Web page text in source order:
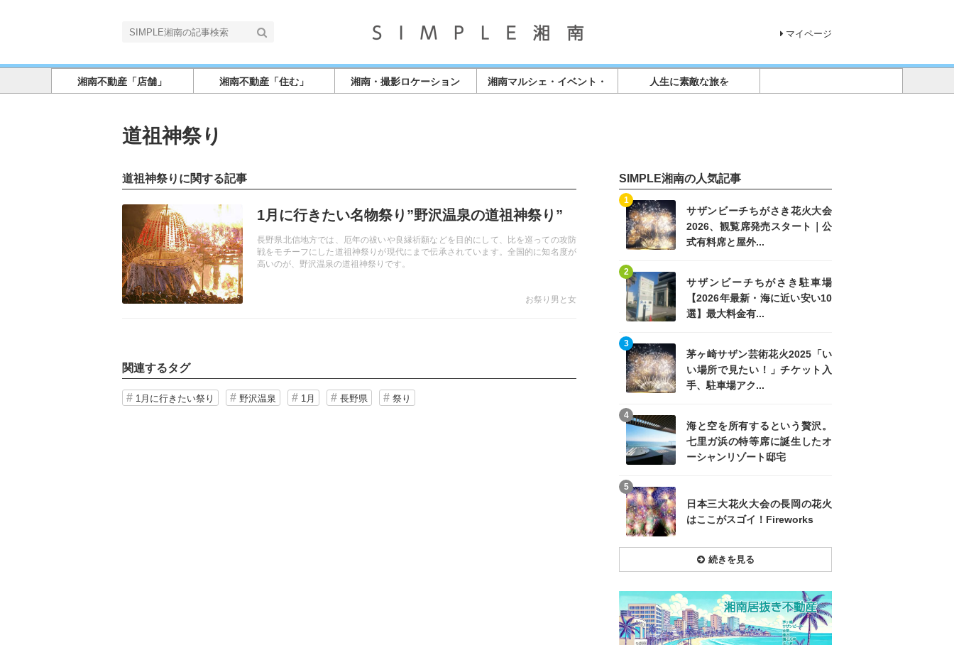
マイページ
湘南不動産「店舗」 湘南不動産「住む」 湘南・撮影ロケーション
湘南マルシェ・イベント・
店舗情報
人生に素敵な旅を
道祖神祭り
道祖神祭りに関する記事
1月に行きたい名物祭り”野沢温泉の道祖神祭り”
長野県北信地方では、厄年の祓いや良縁祈願などを目的にして、比を巡っての攻防
戦をモチーフにした道祖神祭りが現代にまで伝承されています。全国的に知名度が
高いのが、野沢温泉の道祖神祭りです。
お祭り男と女
関連するタグ
1月に行きたい祭り 野沢温泉 1月 長野県 祭り
SIMPLE湘南の人気記事
サザンビーチちがさき花火大会
2026、観覧席発売スタート｜公
式有料席と屋外...
1
サザンビーチちがさき駐車場
【2026年最新・海に近い安い10
選】最大料金有...
2
茅ヶ崎サザン芸術花火2025「い
い場所で見たい！」チケット入
手、駐車場アク...
3
海と空を所有するという贅沢。
七里ガ浜の特等席に誕生したオ
ーシャンリゾート邸宅
4
日本三大花火大会の長岡の花火
はここがスゴイ！Fireworks
5
続きを見る